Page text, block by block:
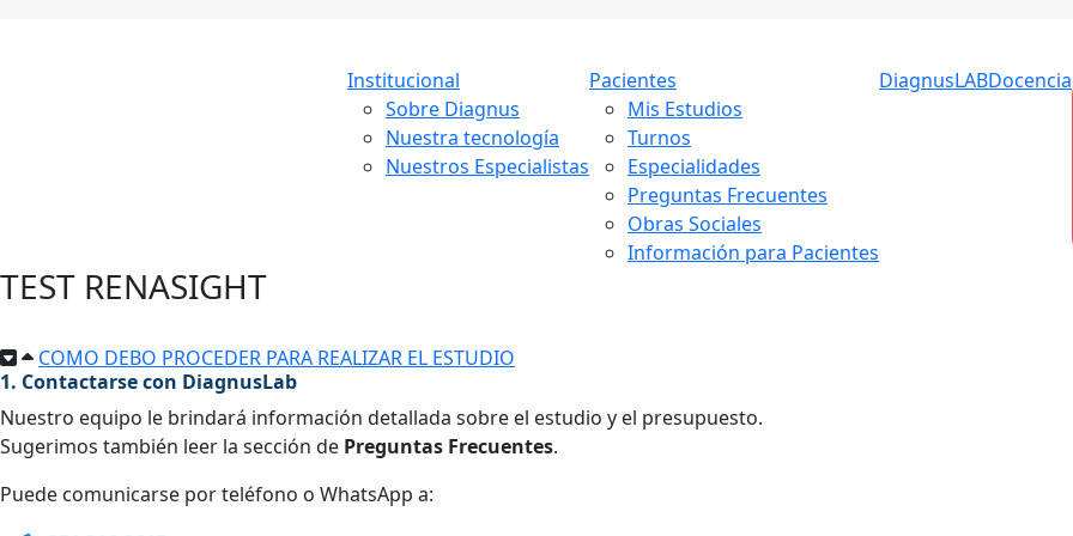
Institucional
Sobre Diagnus
Nuestra tecnología
Nuestros Especialistas
Pacientes
Mis Estudios
Turnos
Especialidades
Preguntas Frecuentes
Obras Sociales
Información para Pacientes
DiagnusLABDocencia
TEST RENASIGHT
COMO DEBO PROCEDER PARA REALIZAR EL ESTUDIO
1. Contactarse con DiagnusLab
Nuestro equipo le brindará información detallada sobre el estudio y el presupuesto.
Sugerimos también leer la sección de Preguntas Frecuentes.
Puede comunicarse por teléfono o WhatsApp a: